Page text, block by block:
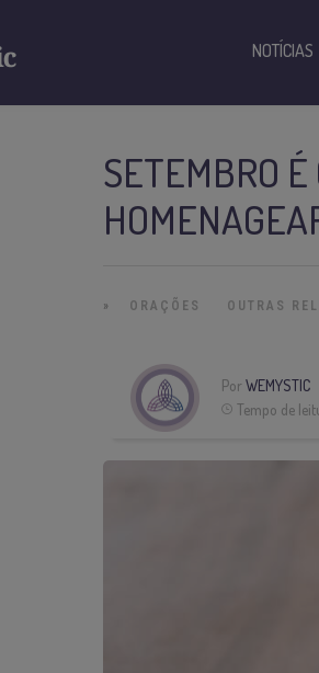
SETEMBRO
» ORAÇÕES OUTRAS
Por WEMYSTIC
Tempo de
NOTÍCIAS